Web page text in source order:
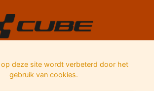
deze site wordt verbeterd door het
gebruik van cookies.